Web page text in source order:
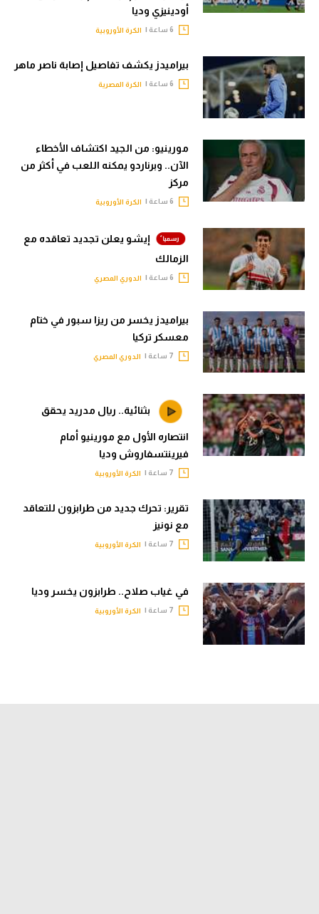
أودينيزي وديا
الكرة الأوروبية
بيراميدز يكشف تفاصيل إصابة ناصر ماهر
الكرة المصرية
مورينيو: من الجيد اكتشاف الأخطاء
الآن.. وبرناردو يمكنه اللعب في أكثر من
مركز
الكرة الأوروبية
إيشو يعلن تجديد تعاقده مع
الزمالك
الدوري المصري
بيراميدز يخسر من ريزا سبور في ختام
معسكر تركيا
الدوري المصري
بثنائية.. ريال مدريد يحقق
انتصاره الأول مع مورينيو أمام
فيرينتسفاروش وديا
الكرة الأوروبية
تقرير: تحرك جديد من طرابزون للتعاقد
مع نونيز
الكرة الأوروبية
في غياب صلاح.. طرابزون يخسر وديا
الكرة الأوروبية